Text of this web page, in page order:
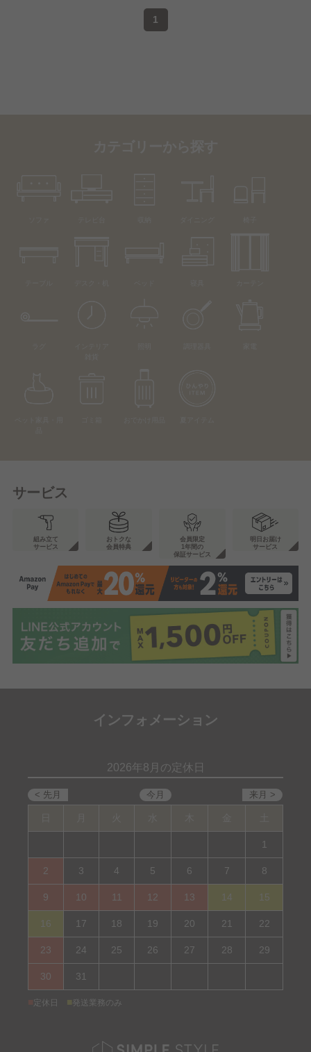
1
サービス
組み立て
サービス
おトクな
会員特典
会員限定
1年間の
保証サービス
明日お届け
サービス
インフォメーション
2026年8月の定休日
1
2 3 4 5 6 7 8
9 10 11 12 13 14 15
16 17 18 19 20 21 22
23 24 25 26 27 28 29
30 31
定休日 発送業務のみ